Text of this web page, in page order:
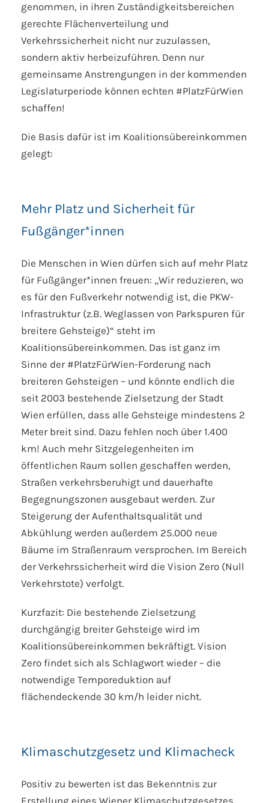
genommen, in ihren Zuständigkeitsbereichen
gerechte Flächenverteilung und
Verkehrssicherheit nicht nur zuzulassen,
sondern aktiv herbeizuführen. Denn nur
gemeinsame Anstrengungen in der kommenden
Legislaturperiode können echten #PlatzFürWien
schaffen!
Die Basis dafür ist im Koalitionsübereinkommen
gelegt:
Mehr Platz und Sicherheit für
Fußgänger*innen
Die Menschen in Wien dürfen sich auf mehr Platz
für Fußgänger*innen freuen: „Wir reduzieren, wo
es für den Fußverkehr notwendig ist, die PKW-
Infrastruktur (z.B. Weglassen von Parkspuren für
breitere Gehsteige)“ steht im
Koalitionsübereinkommen. Das ist ganz im
Sinne der #PlatzFürWien-Forderung nach
breiteren Gehsteigen – und könnte endlich die
seit 2003 bestehende Zielsetzung der Stadt
Wien erfüllen, dass alle Gehsteige mindestens 2
Meter breit sind. Dazu fehlen noch über 1.400
km! Auch mehr Sitzgelegenheiten im
öffentlichen Raum sollen geschaffen werden,
Straßen verkehrsberuhigt und dauerhafte
Begegnungszonen ausgebaut werden. Zur
Steigerung der Aufenthaltsqualität und
Abkühlung werden außerdem 25.000 neue
Bäume im Straßenraum versprochen. Im Bereich
der Verkehrssicherheit wird die Vision Zero (Null
Verkehrstote) verfolgt.
Kurzfazit: Die bestehende Zielsetzung
durchgängig breiter Gehsteige wird im
Koalitionsübereinkommen bekräftigt. Vision
Zero findet sich als Schlagwort wieder – die
notwendige Temporeduktion auf
flächendeckende 30 km/h leider nicht.
Klimaschutzgesetz und Klimacheck
Positiv zu bewerten ist das Bekenntnis zur